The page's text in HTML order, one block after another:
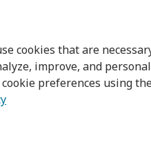
cookies that are
improve, and
preferences using